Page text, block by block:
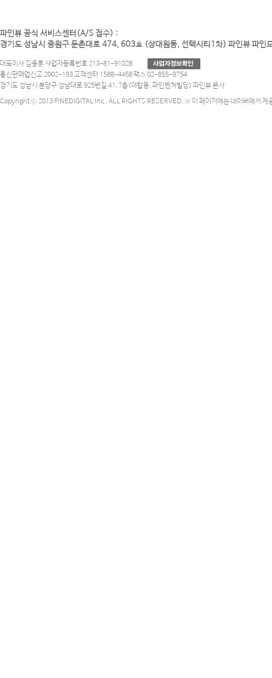
파인뷰 공식 서비스센터(A/S 접수) :
경기도 성남시 중원구 둔촌대로 474, 603호 (상대원동, 선텍시티1차) 파인뷰 파인
대표이사 김용훈 사업자등록번호 213-81-91028
통신판매업신고 2002-193 고객센터 1588-4458 팩스 02-855-8754
경기도 성남시 분당구 성남대로 925번길 41, 7층(야탑동, 파인벤처빌딩) 파인뷰 본사
Copyright ⓒ 2013 FINEDIGITAL Inc., ALL RIGHTS RESERVED. ※ 이 페이지에는 네이버에서 제